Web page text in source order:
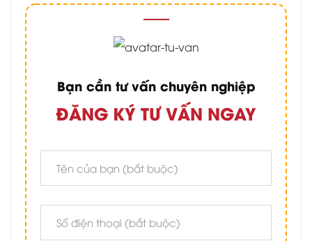
Bạn cần tư vấn chuyên nghiệp
ĐĂNG KÝ TƯ VẤN NGAY